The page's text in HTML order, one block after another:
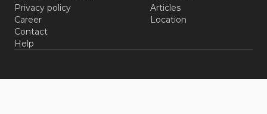
Privacy policy
Career
Contact
Help
Articles
Location